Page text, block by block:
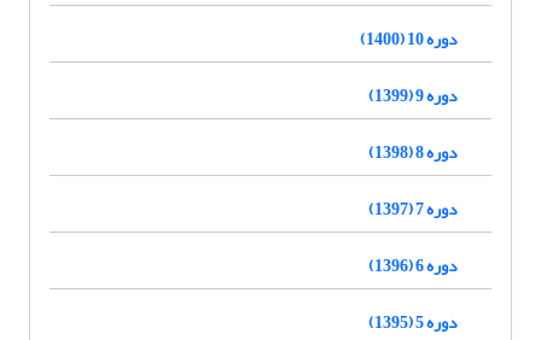
دوره 10 (1400)
دوره 9 (1399)
دوره 8 (1398)
دوره 7 (1397)
دوره 6 (1396)
دوره 5 (1395)